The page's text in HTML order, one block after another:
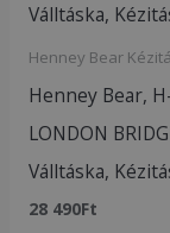
Henney Bear
Henney Bear,
LONDON
Válltáska,
28 490Ft